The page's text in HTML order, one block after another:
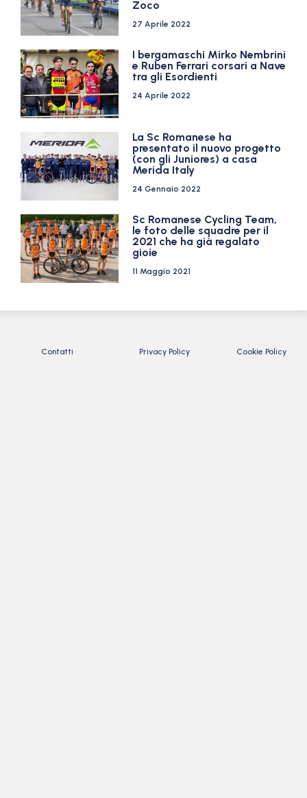
Zoco
27 Aprile 2022
I bergamaschi Mirko Nembrini
e Ruben Ferrari corsari a Nave
tra gli Esordienti
24 Aprile 2022
La Sc Romanese ha
presentato il nuovo progetto
(con gli Juniores) a casa
Merida Italy
24 Gennaio 2022
Sc Romanese Cycling Team,
le foto delle squadre per il
2021 che ha già regalato
gioie
11 Maggio 2021
Contatti Privacy Policy Cookie Policy